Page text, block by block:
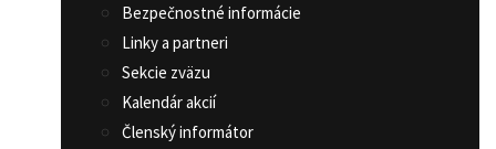
Bezpečnostné informácie
Linky a partneri
Sekcie zväzu
Kalendár akcií
Členský informátor